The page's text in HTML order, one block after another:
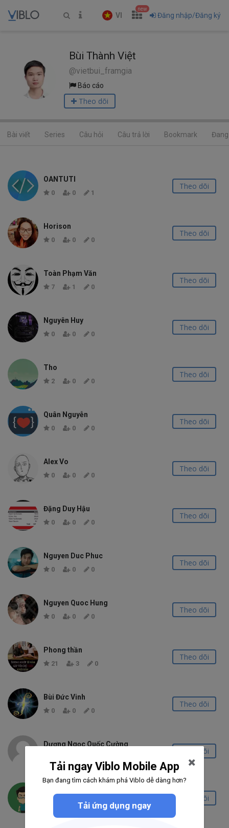
VI
new
Đăng nhập/Đăng ký
Bùi Thành Việt
@vietbui_framgia
Báo cáo
Theo dõi
Bài viết Series Câu hỏi Câu trả lời Bookmark
OANTUTI
0 0 1
Theo dõi
Horison
0 0 0
Theo dõi
Toàn Phạm Văn
7 1 0
Theo dõi
Nguyên Huy
0 0 0
Theo dõi
Tho
2 0 0
Theo dõi
Quân Nguyễn
0 0 0
Theo dõi
Alex Vo
0 0 0
Theo dõi
Đặng Duy Hậu
0 0 0
Theo dõi
Nguyen Duc Phuc
0 0 0
Theo dõi
Nguyen Quoc Hung
0 0 0
Theo dõi
Phong thần
21 3 0
Theo dõi
Bùi Đức Vinh
0 0 0
Theo dõi
Dương Ngọc Quốc Cường
Theo dõi
0
Theo dõi
Tải ngay Viblo Mobile App
Bạn đang tìm cách khám phá Viblo dễ dàng hơn?
Tải ứng dụng ngay